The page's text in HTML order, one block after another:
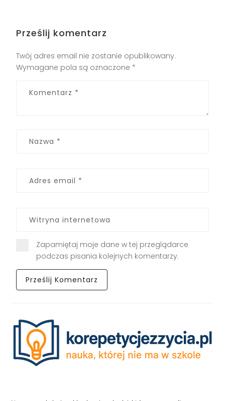
Prześlij komentarz
Twój adres email nie zostanie opublikowany.
Wymagane pola są oznaczone *
Zapamiętaj moje dane w tej przeglądarce
podczas pisania kolejnych komentarzy.